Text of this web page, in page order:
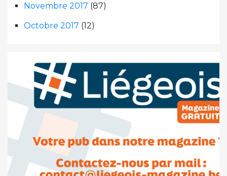
Novembre 2017 (87)
Octobre 2017 (12)